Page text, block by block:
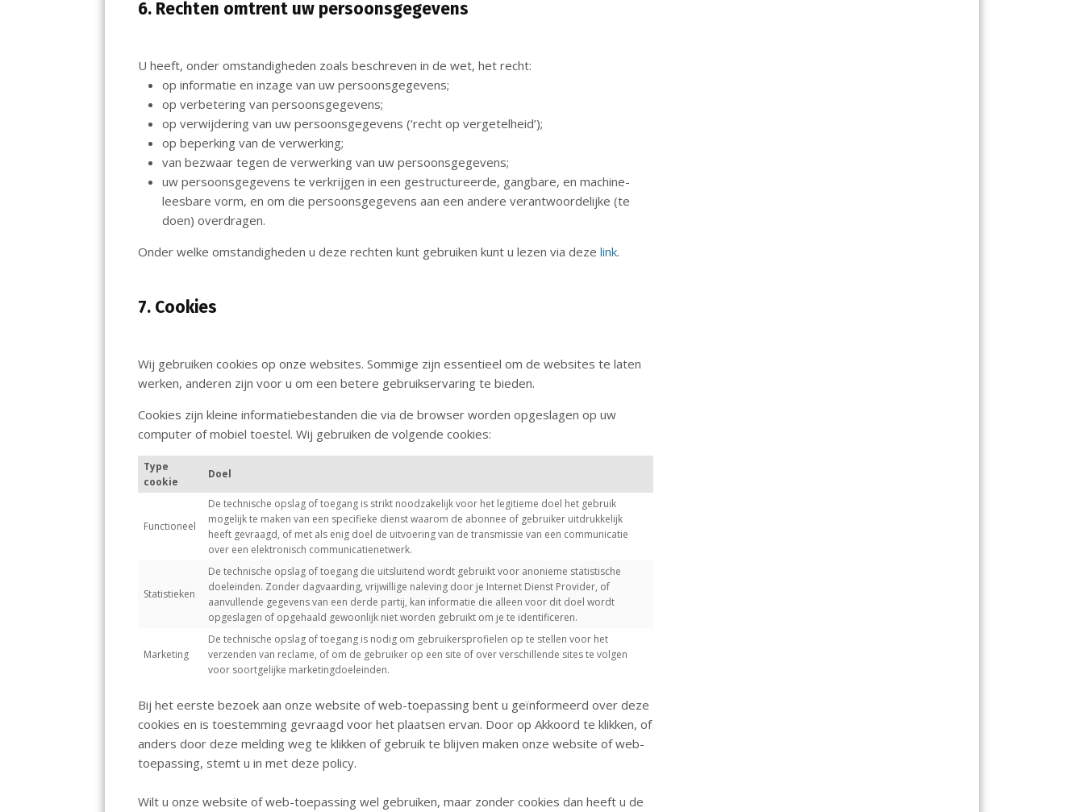
6. Rechten omtrent uw persoonsgegevens
U heeft, onder omstandigheden zoals beschreven in de wet, het recht:
op informatie en inzage van uw persoonsgegevens;
op verbetering van persoonsgegevens;
op verwijdering van uw persoonsgegevens (‘recht op vergetelheid’);
op beperking van de verwerking;
van bezwaar tegen de verwerking van uw persoonsgegevens;
uw persoonsgegevens te verkrijgen in een gestructureerde, gangbare, en machine-
leesbare vorm, en om die persoonsgegevens aan een andere verantwoordelijke (te
doen) overdragen.
Onder welke omstandigheden u deze rechten kunt gebruiken kunt u lezen via dezelink.
7. Cookies
Wij gebruiken cookies op onze websites. Sommige zijn essentieel om de websites te laten
werken, anderen zijn voor u om een betere gebruikservaring te bieden.
Cookies zijn kleine informatiebestanden die via de browser worden opgeslagen op uw
computer of mobiel toestel. Wij gebruiken de volgende cookies:
Type
cookie
Doel
Functioneel
De technische opslag of toegang is strikt noodzakelijk voor het legitieme doel het gebruik
mogelijk te maken van een specifieke dienst waarom de abonnee of gebruiker uitdrukkelijk
heeft gevraagd, of met als enig doel de uitvoering van de transmissie van een communicatie
over een elektronisch communicatienetwerk.
Statistieken
De technische opslag of toegang die uitsluitend wordt gebruikt voor anonieme statistische
doeleinden. Zonder dagvaarding, vrijwillige naleving door je Internet Dienst Provider, of
aanvullende gegevens van een derde partij, kan informatie die alleen voor dit doel wordt
opgeslagen of opgehaald gewoonlijk niet worden gebruikt om je te identificeren.
Marketing
De technische opslag of toegang is nodig om gebruikersprofielen op te stellen voor het
verzenden van reclame, of om de gebruiker op een site of over verschillende sites te volgen
voor soortgelijke marketingdoeleinden.
Bij het eerste bezoek aan onze website of web-toepassing bent u geïnformeerd over deze
cookies en is toestemming gevraagd voor het plaatsen ervan. Door op Akkoord te klikken, of
anders door deze melding weg te klikken of gebruik te blijven maken onze website of web-
toepassing, stemt u in met deze policy.
Wilt u onze website of web-toepassing wel gebruiken, maar zonder cookies dan heeft u de